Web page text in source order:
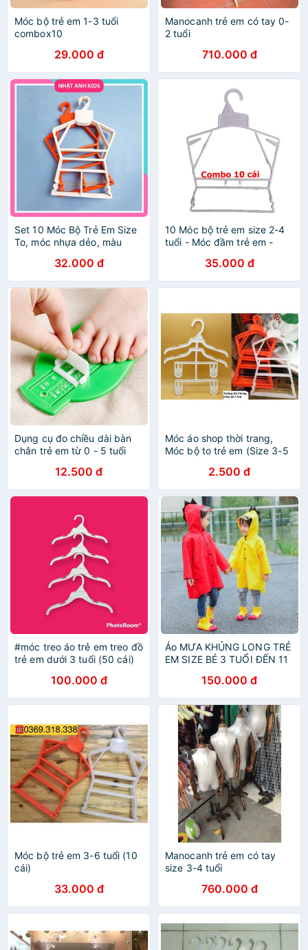
Móc bộ trẻ em 1-3 tuổi
combox10
29.000 đ
Manocanh trẻ em có tay 0-
2 tuổi
710.000 đ
Set 10 Móc Bộ Trẻ Em Size
To, móc nhựa dẻo, màu
em từ 5 tuổi)32.000 đ
10 Móc bộ trẻ em size 2-4
tuổi - Móc đầm trẻ em -
móc trẻ em35.000 đ
Dụng cụ đo chiều dài bàn
chân trẻ em từ 0 - 5 tuổi
12.500 đ
Móc áo shop thời trang,
Móc bộ to trẻ em (Size 3-5
2.500 đ
#móc treo áo trẻ em treo đồ
trẻ em dưới 3 tuổi (50 cái)
100.000 đ
Áo MƯA KHỦNG LONG TRẺ
EM SIZE BÉ 3 TUỔI ĐẾN 11
150.000 đ
Móc bộ trẻ em 3-6 tuổi (10
cái)
33.000 đ
Manocanh trẻ em có tay
size 3-4 tuổi
760.000 đ